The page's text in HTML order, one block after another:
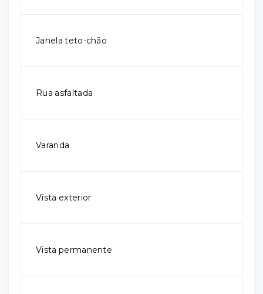
Janela teto-chão
Rua asfaltada
Varanda
Vista exterior
Vista permanente